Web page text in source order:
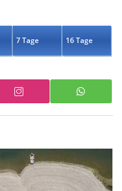
7 Tage 16 Tage